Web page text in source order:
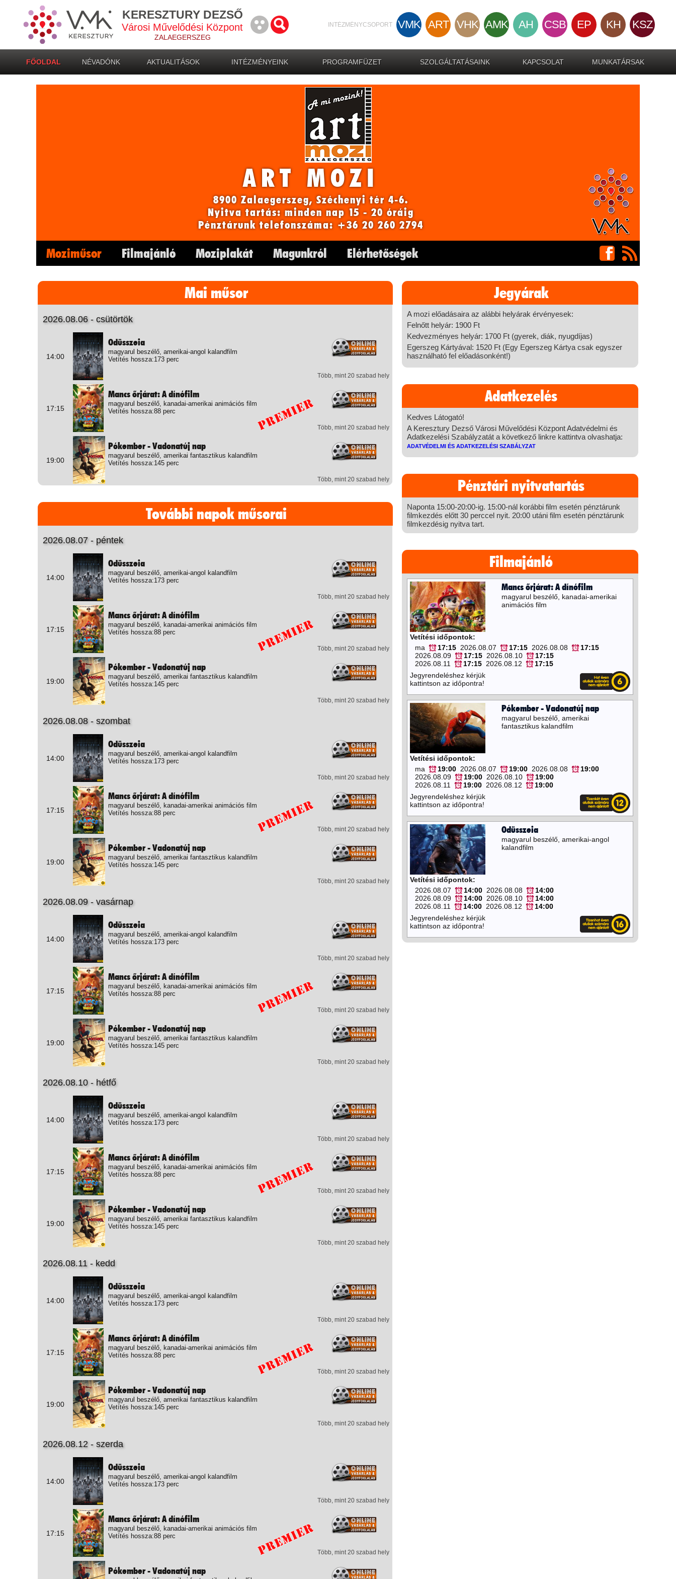
KERESZTURY DEZSŐ
Városi Művelődési Központ
ZALAEGERSZEG
INTÉZMÉNYCSOPORT VMK ART VHK AMK AH CSB EP KH KSZ
FŐOLDAL NÉVADÓNK AKTUALITÁSOK INTÉZMÉNYEINK PROGRAMFÜZET SZOLGÁLTATÁSAINK KAPCSOLAT MUNKATÁRSAK
ART MOZI
8900 Zalaegerszeg, Széchenyi tér 4-6.
Nyitva tartás: minden nap 15 - 20 óráig
Pénztárunk telefonszáma: +36 20 260 2794
Moziműsor Filmajánló Moziplakát Magunkról Elérhetőségek
Mai műsor
2026.08.06 - csütörtök
14:00
Odüsszeia
magyarul beszélő, amerikai-angol kalandfilm
Vetítés hossza:173 perc
Több, mint 20 szabad hely
17:15
Mancs őrjárat: A dínófilm
magyarul beszélő, kanadai-amerikai animációs film
Vetítés hossza:88 perc
Több, mint 20 szabad hely
19:00
Pókember - Vadonatúj nap
magyarul beszélő, amerikai fantasztikus kalandfilm
Vetítés hossza:145 perc
Több, mint 20 szabad hely
További napok műsorai
2026.08.07 - péntek
14:00
Odüsszeia
magyarul beszélő, amerikai-angol kalandfilm
Vetítés hossza:173 perc
Több, mint 20 szabad hely
17:15
Mancs őrjárat: A dínófilm
magyarul beszélő, kanadai-amerikai animációs film
Vetítés hossza:88 perc
Több, mint 20 szabad hely
19:00
Pókember - Vadonatúj nap
magyarul beszélő, amerikai fantasztikus kalandfilm
Vetítés hossza:145 perc
Több, mint 20 szabad hely
2026.08.08 - szombat
14:00
Odüsszeia
magyarul beszélő, amerikai-angol kalandfilm
Vetítés hossza:173 perc
Több, mint 20 szabad hely
17:15
Mancs őrjárat: A dínófilm
magyarul beszélő, kanadai-amerikai animációs film
Vetítés hossza:88 perc
Több, mint 20 szabad hely
19:00
Pókember - Vadonatúj nap
magyarul beszélő, amerikai fantasztikus kalandfilm
Vetítés hossza:145 perc
Több, mint 20 szabad hely
2026.08.09 - vasárnap
14:00
Odüsszeia
magyarul beszélő, amerikai-angol kalandfilm
Vetítés hossza:173 perc
Több, mint 20 szabad hely
17:15
Mancs őrjárat: A dínófilm
magyarul beszélő, kanadai-amerikai animációs film
Vetítés hossza:88 perc
Több, mint 20 szabad hely
19:00
Pókember - Vadonatúj nap
magyarul beszélő, amerikai fantasztikus kalandfilm
Vetítés hossza:145 perc
Több, mint 20 szabad hely
2026.08.10 - hétfő
14:00
Odüsszeia
magyarul beszélő, amerikai-angol kalandfilm
Vetítés hossza:173 perc
Több, mint 20 szabad hely
17:15
Mancs őrjárat: A dínófilm
magyarul beszélő, kanadai-amerikai animációs film
Vetítés hossza:88 perc
Több, mint 20 szabad hely
19:00
Pókember - Vadonatúj nap
magyarul beszélő, amerikai fantasztikus kalandfilm
Vetítés hossza:145 perc
Több, mint 20 szabad hely
2026.08.11 - kedd
14:00
Odüsszeia
magyarul beszélő, amerikai-angol kalandfilm
Vetítés hossza:173 perc
Több, mint 20 szabad hely
17:15
Mancs őrjárat: A dínófilm
magyarul beszélő, kanadai-amerikai animációs film
Vetítés hossza:88 perc
Több, mint 20 szabad hely
19:00
Pókember - Vadonatúj nap
magyarul beszélő, amerikai fantasztikus kalandfilm
Vetítés hossza:145 perc
Több, mint 20 szabad hely
2026.08.12 - szerda
14:00
Odüsszeia
magyarul beszélő, amerikai-angol kalandfilm
Vetítés hossza:173 perc
Több, mint 20 szabad hely
17:15
Mancs őrjárat: A dínófilm
magyarul beszélő, kanadai-amerikai animációs film
Vetítés hossza:88 perc
Több, mint 20 szabad hely
Pókember - Vadonatúj nap
Jegyárak
A mozi előadásaira az alábbi helyárak érvényesek:
Felnőtt helyár: 1900 Ft
Kedvezményes helyár: 1700 Ft (gyerek, diák, nyugdíjas)
Egerszeg Kártyával: 1520 Ft (Egy Egerszeg Kártya csak egyszer
használható fel előadásonként!)
Adatkezelés
Kedves Látogató!
A Keresztury Dezső Városi Művelődési Központ Adatvédelmi és
Adatkezelési Szabályzatát a következő linkre kattintva olvashatja:
Adatvédelmi és Adatkezelési Szabályzat
Pénztári nyitvatartás
Naponta 15:00-20:00-ig. 15:00-nál korábbi film esetén pénztárunk
filmkezdés előtt 30 perccel nyit. 20:00 utáni film esetén pénztárunk
filmkezdésig nyitva tart.
Filmajánló
Mancs őrjárat: A dínófilm
magyarul beszélő, kanadai-amerikai
animációs film
Vetítési időpontok:
ma
17:15 2026.08.07 17:15 2026.08.08
17:15
2026.08.09
17:15 2026.08.10
17:15
2026.08.11
17:15 2026.08.12
17:15
Jegyrendeléshez kérjük
kattintson az időpontra!
Pókember - Vadonatúj nap
magyarul beszélő, amerikai
fantasztikus kalandfilm
Vetítési időpontok:
ma
19:00 2026.08.07 19:00 2026.08.08
19:00
2026.08.09
19:00 2026.08.10
19:00
2026.08.11
19:00 2026.08.12
19:00
Jegyrendeléshez kérjük
kattintson az időpontra!
Odüsszeia
magyarul beszélő, amerikai-angol
kalandfilm
Vetítési időpontok:
2026.08.07
14:00 2026.08.08
14:00
2026.08.09
14:00 2026.08.10
14:00
2026.08.11
14:00 2026.08.12
14:00
Jegyrendeléshez kérjük
kattintson az időpontra!